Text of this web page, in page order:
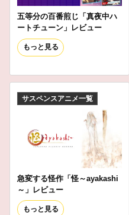
五等分の百番煎じ「真夜中ハ
ートチューン」レビュー
もっと見る
サスペンスアニメ一覧
急変する怪作「怪～ayakashi
～」レビュー
もっと見る